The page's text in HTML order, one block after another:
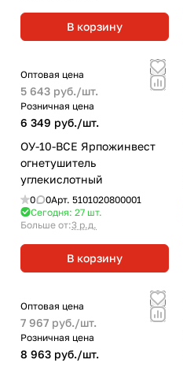
В корзину
Оптовая цена
5 643 руб./шт.
Розничная цена
6 349 руб./шт.
ОУ-10-BCE Ярпожинвест
огнетушитель
углекислотный
0 0Арт. 5101020800001
Сегодня: 27 шт.
Больше от:3 р.д.
В корзину
Оптовая цена
7 967 руб./шт.
Розничная цена
8 963 руб./шт.